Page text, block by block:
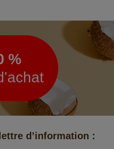
%
d’information :